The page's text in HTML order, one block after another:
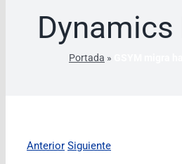
Portada »
Anterior Siguiente